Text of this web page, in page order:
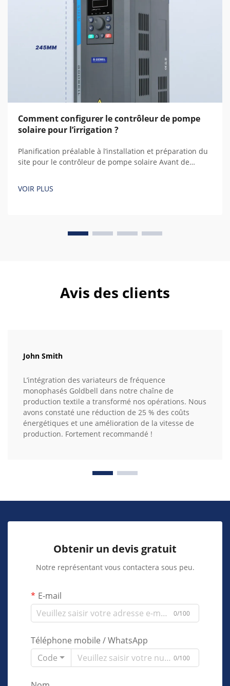
Comment configurer le contrôleur de pompe
solaire pour l’irrigation ?
Planification préalable à l’installation et préparation du
site pour le contrôleur de pompe solaire Avant de
garantir un fonctionnement fiable de votre contrôleur
VOIR PLUS
Avis des clients
John Smith
L’intégration des variateurs de fréquence
monophasés Goldbell dans notre chaîne de
production textile a transformé nos opérations. Nous
avons constaté une réduction de 25 % des coûts
énergétiques et une amélioration de la vitesse de
production. Fortement recommandé !
Obtenir un devis gratuit
Notre représentant vous contactera sous peu.
E-mail
0/100
Téléphone mobile / WhatsApp
Code
0/100